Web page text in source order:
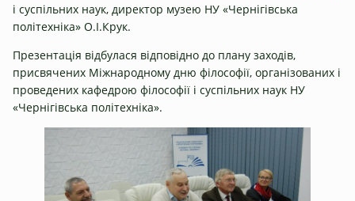
і суспільних наук, директор музею НУ «Чернігівська
політехніка» О.І.Крук.
Презентація відбулася відповідно до плану заходів,
присвячених Міжнародному дню філософії, організованих і
проведених кафедрою філософії і суспільних наук НУ
«Чернігівська політехніка».